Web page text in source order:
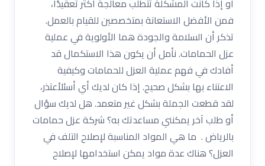
أو إذا كانت المشكلة تتطلب معالجة أكثر تعقيدًا،
فمن الأفضل الاستعانة بمتخصصين للقيام بالعمل.
تذكر أن السلامة والجودة هما الأولوية في عملية
عزل الحمامات. نأمل أن يكون هذا الاستكمال قد
أفادك في فهم عملية العزل للحمامات وكيفية
الاعتناء بها بشكل صحيح. إذا كان لديك أي أسئلأعتذر،
لقد قطعت الجملة بشكل غير متعمد. هل لديك سؤال
أو طلب آخر يمكنني مساعدتك به؟ شركة عزل حمامات
بالرياض . ما هي المواد المناسبة لإصلاح التلف في
العزل؟ هناك عدة مواد يمكن استخدامها لإصلاح